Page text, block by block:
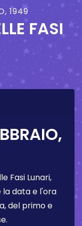
1949
FASI
Fasi Lunari,
data e l'ora
del primo e